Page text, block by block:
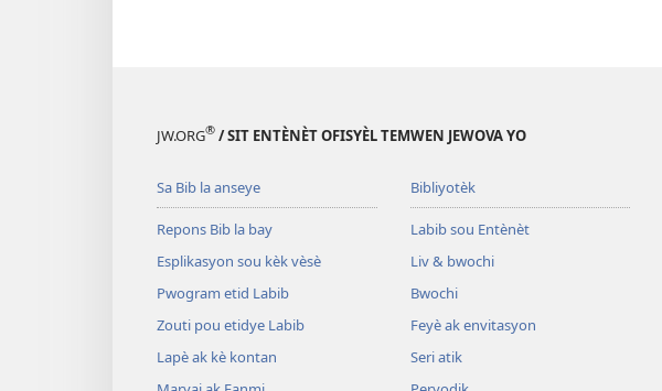
JW.ORG® / SIT ENTÈNÈT OFISYÈL TEMWEN JEWOVA YO
Sa Bib la anseye
Repons Bib la bay
Esplikasyon sou kèk vèsè
Pwogram etid Labib
Zouti pou etidye Labib
Lapè ak kè kontan
Bibliyotèk
Labib sou Entènèt
Liv & bwochi
Bwochi
Feyè ak envitasyon
Seri atik